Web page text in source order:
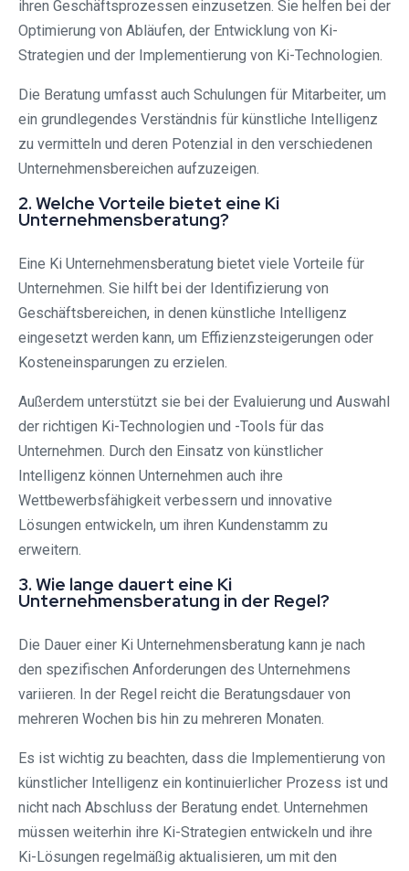
ihren Geschäftsprozessen einzusetzen. Sie helfen bei der
Optimierung von Abläufen, der Entwicklung von Ki-
Strategien und der Implementierung von Ki-Technologien.
Die Beratung umfasst auch Schulungen für Mitarbeiter, um
ein grundlegendes Verständnis für künstliche Intelligenz
zu vermitteln und deren Potenzial in den verschiedenen
Unternehmensbereichen aufzuzeigen.
2. Welche Vorteile bietet eine Ki
Unternehmensberatung?
Eine Ki Unternehmensberatung bietet viele Vorteile für
Unternehmen. Sie hilft bei der Identifizierung von
Geschäftsbereichen, in denen künstliche Intelligenz
eingesetzt werden kann, um Effizienzsteigerungen oder
Kosteneinsparungen zu erzielen.
Außerdem unterstützt sie bei der Evaluierung und Auswahl
der richtigen Ki-Technologien und -Tools für das
Unternehmen. Durch den Einsatz von künstlicher
Intelligenz können Unternehmen auch ihre
Wettbewerbsfähigkeit verbessern und innovative
Lösungen entwickeln, um ihren Kundenstamm zu
erweitern.
3. Wie lange dauert eine Ki
Unternehmensberatung in der Regel?
Die Dauer einer Ki Unternehmensberatung kann je nach
den spezifischen Anforderungen des Unternehmens
variieren. In der Regel reicht die Beratungsdauer von
mehreren Wochen bis hin zu mehreren Monaten.
Es ist wichtig zu beachten, dass die Implementierung von
künstlicher Intelligenz ein kontinuierlicher Prozess ist und
nicht nach Abschluss der Beratung endet. Unternehmen
müssen weiterhin ihre Ki-Strategien entwickeln und ihre
Ki-Lösungen regelmäßig aktualisieren, um mit den